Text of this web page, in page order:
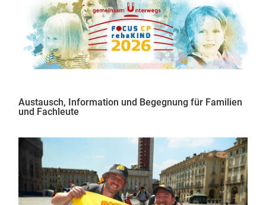
Austausch, Information und Begegnung für Familien
und Fachleute